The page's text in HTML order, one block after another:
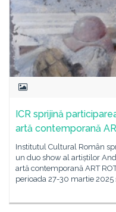
ICR sprijină
artă contemporană
Institutul Cultural Român
un duo show al artiștilor
artă contemporană ART
perioada 27-30 martie